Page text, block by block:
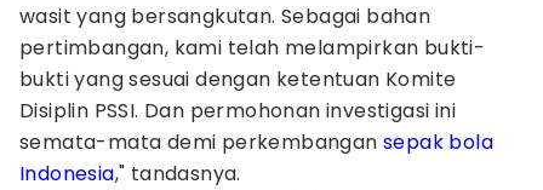
wasit yang bersangkutan. Sebagai bahan
pertimbangan, kami telah melampirkan bukti-
bukti yang sesuai dengan ketentuan Komite
Disiplin PSSI. Dan permohonan investigasi ini
semata-mata demi perkembangan sepak bola
Indonesia," tandasnya.